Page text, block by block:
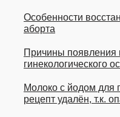
Особенности
аборта
Причины появления
гинекологического
Молоко с йодом
рецепт удалён, т.к.